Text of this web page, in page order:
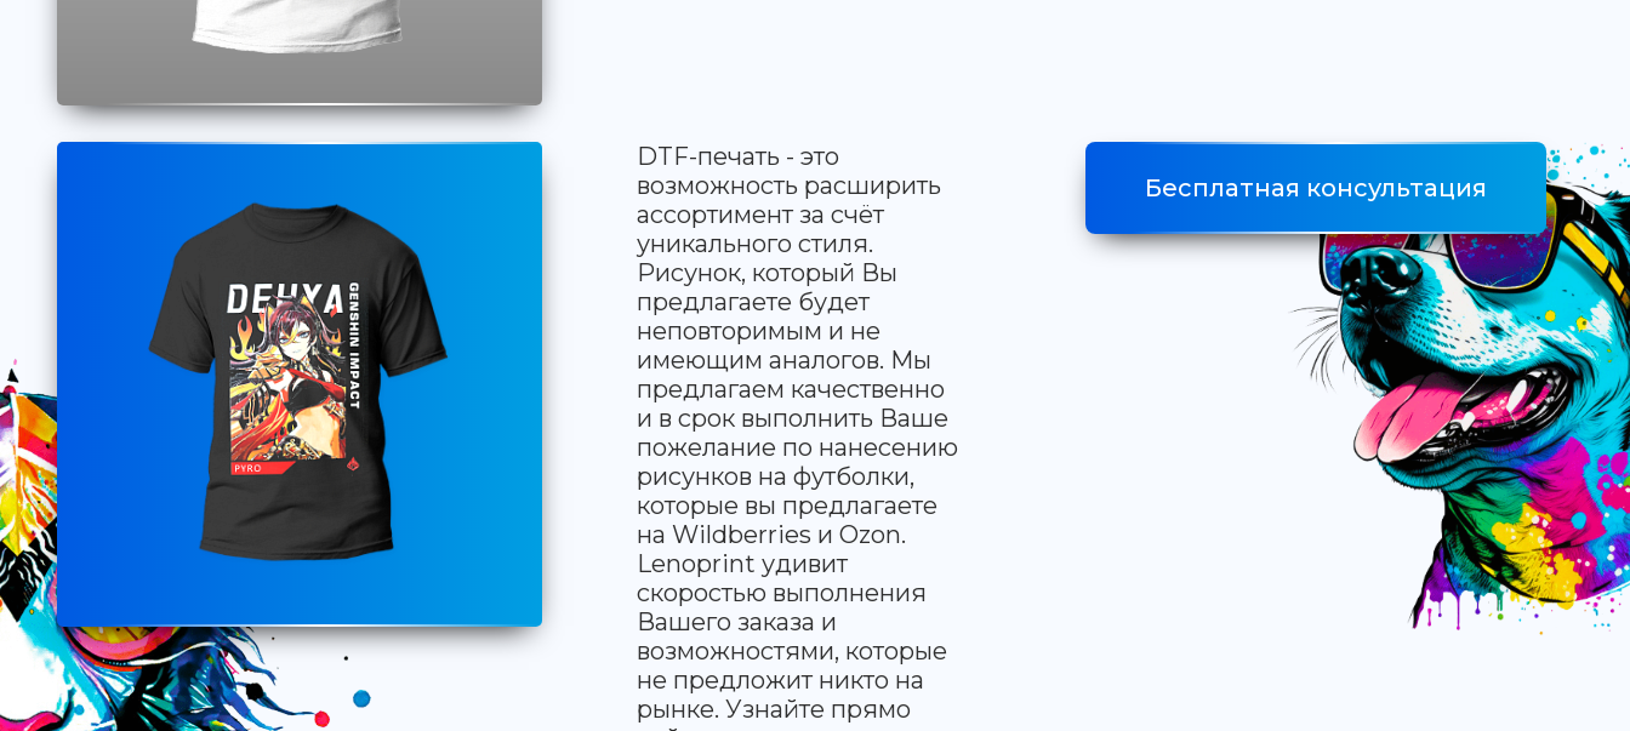
DTF-печать - это
возможность расширить
ассортимент за счёт
уникального стиля.
Рисунок, который Вы
предлагаете будет
неповторимым и не
имеющим аналогов. Мы
предлагаем качественно
и в срок выполнить Ваше
пожелание по нанесению
рисунков на футболки,
которые вы предлагаете
на Wildberries и Ozon.
Lenoprint удивит
скоростью выполнения
Вашего заказа и
возможностями, которые
не предложит никто на
рынке. Узнайте прямо
Бесплатная консультация